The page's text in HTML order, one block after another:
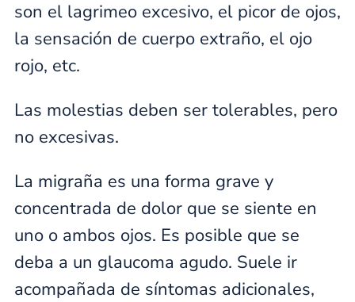
son el lagrimeo excesivo, el picor de ojos,
la sensación de cuerpo extraño, el ojo
rojo, etc.
Las molestias deben ser tolerables, pero
no excesivas.
La migraña es una forma grave y
concentrada de dolor que se siente en
uno o ambos ojos. Es posible que se
deba a un glaucoma agudo. Suele ir
acompañada de síntomas adicionales,